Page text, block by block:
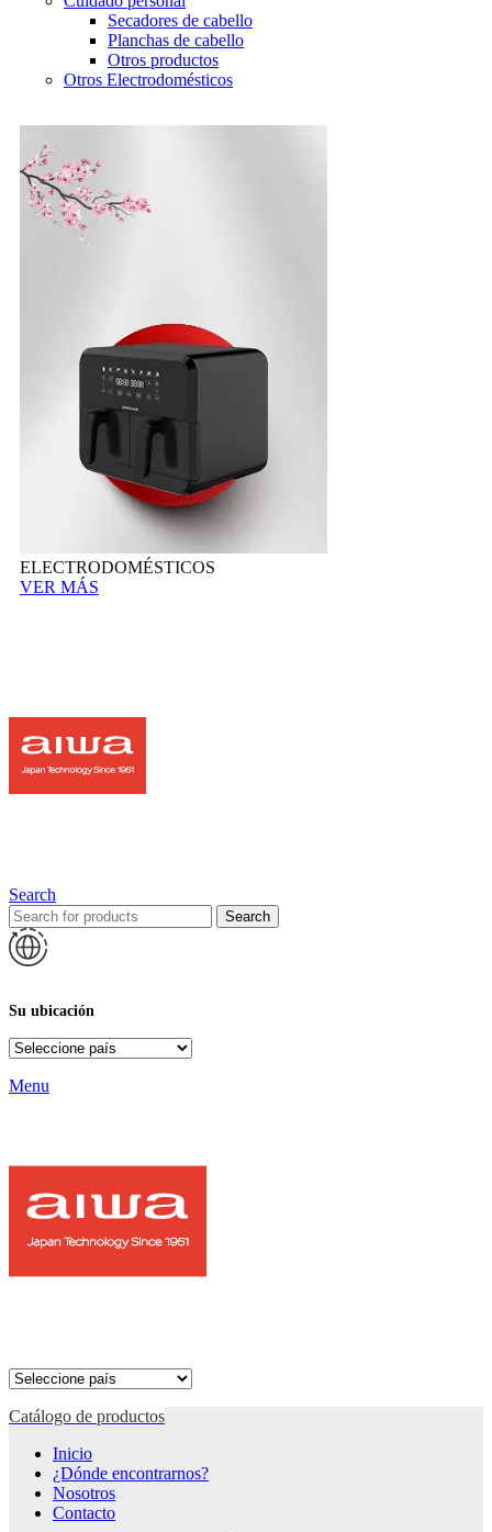
Secadores de cabello
Planchas de cabello
Otros productos
Otros Electrodomésticos
ELECTRODOMÉSTICOS
VER MÁS
Search
Search
Su ubicación
Menu
Catálogo de productos
Inicio
¿Dónde encontrarnos?
Nosotros
Contacto